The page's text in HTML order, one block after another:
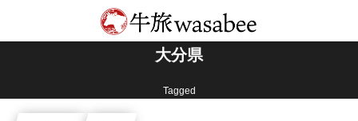
大分県
Tagged